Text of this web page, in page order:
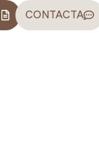
CONTACTA